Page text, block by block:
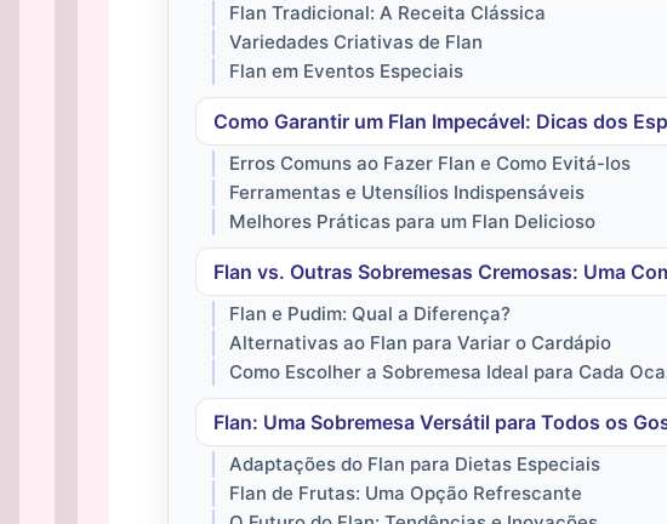
Flan Tradicional: A Receita Clássica
Variedades Criativas de Flan
Flan em Eventos Especiais
Como Garantir um Flan Impecável: Dicas dos
Erros Comuns ao Fazer Flan e Como Evitá-los
Ferramentas e Utensílios Indispensáveis
Melhores Práticas para um Flan Delicioso
Flan vs. Outras Sobremesas Cremosas: Uma
Flan e Pudim: Qual a Diferença?
Alternativas ao Flan para Variar o Cardápio
Como Escolher a Sobremesa Ideal para Cada
Flan: Uma Sobremesa Versátil para Todos os
Adaptações do Flan para Dietas Especiais
Flan de Frutas: Uma Opção Refrescante